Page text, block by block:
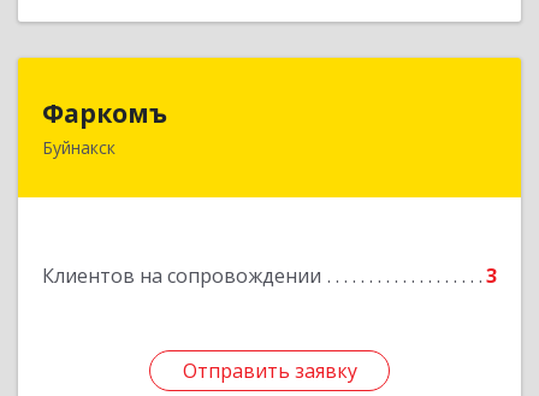
Фаркомъ
Буйнакск
Клиентов на сопровождении 3
Отправить заявку
Отправить заявку